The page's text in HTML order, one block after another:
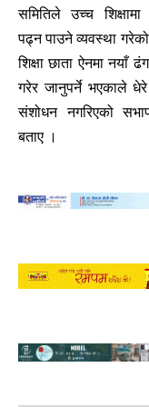
समितिले उच्च शिक्षामा
पढ्न पाउने व्यवस्था
शिक्षा छाता ऐनमा
गरेर जानुपर्ने भएकाले
संशोधन नगरिएको
बताए ।